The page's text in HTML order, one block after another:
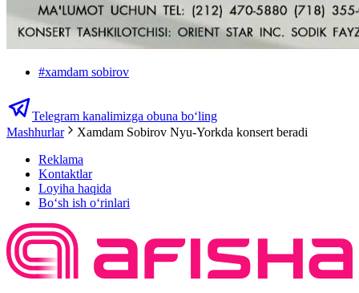
#xamdam sobirov
Telegram kanalimizga obuna bo‘ling
Mashhurlar
Xamdam Sobirov Nyu-Yorkda konsert beradi
Reklama
Kontaktlar
Loyiha haqida
Bo‘sh ish o‘rinlari